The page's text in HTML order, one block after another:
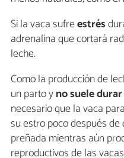
Si la vaca sufreestrés
adrenalina que cortará
leche.
Como la producción de
un parto yno suele
necesario que la vaca
su estro poco después
preñada mientras aún
reproductivos de las